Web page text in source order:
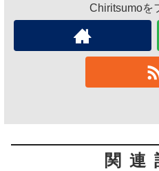
Chiritsumoを
関連